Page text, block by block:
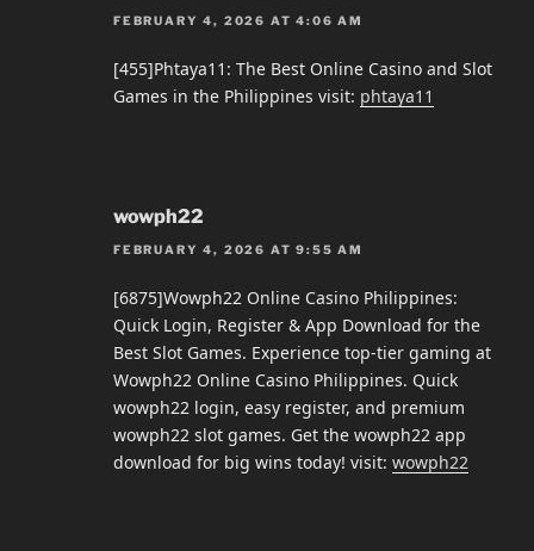
FEBRUARY 4, 2026 AT 4:06 AM
[455]Phtaya11: The Best Online Casino and Slot
Games in the Philippines visit: phtaya11
wowph22
FEBRUARY 4, 2026 AT 9:55 AM
[6875]Wowph22 Online Casino Philippines:
Quick Login, Register & App Download for the
Best Slot Games. Experience top-tier gaming at
Wowph22 Online Casino Philippines. Quick
wowph22 login, easy register, and premium
wowph22 slot games. Get the wowph22 app
download for big wins today! visit: wowph22